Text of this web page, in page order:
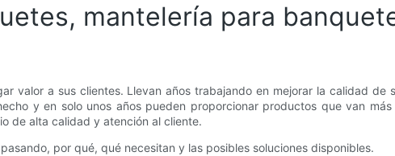
mantelería para
valor a sus clientes. Llevan años trabajando en mejorar la calidad de
y en solo unos años pueden proporcionar productos que van
de alta calidad y atención al cliente.
por qué, qué necesitan y las posibles soluciones disponibles.